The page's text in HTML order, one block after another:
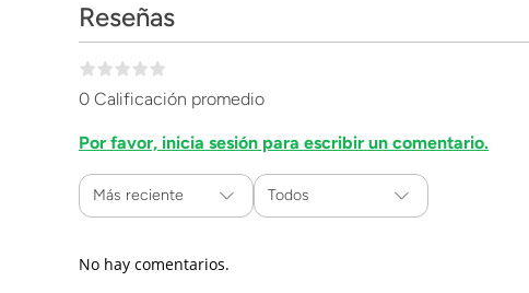
Reseñas
0 Calificación promedio
Por favor, inicia sesión para escribir un comentario.
Más reciente Todos
No hay comentarios.